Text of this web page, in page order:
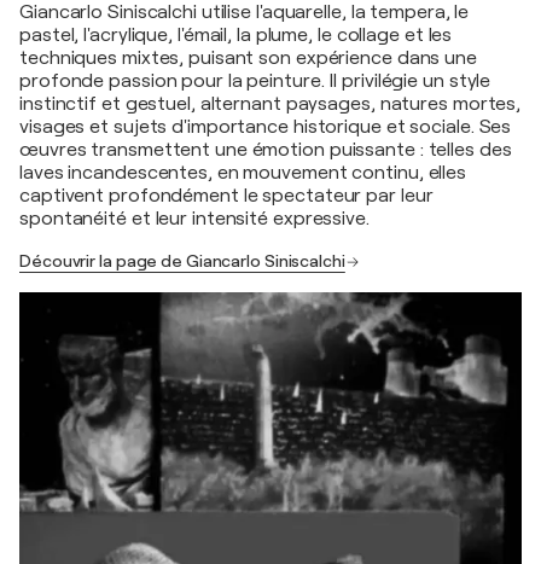
Giancarlo Siniscalchi utilise l'aquarelle, la tempera, le
pastel, l'acrylique, l'émail, la plume, le collage et les
techniques mixtes, puisant son expérience dans une
profonde passion pour la peinture. Il privilégie un style
instinctif et gestuel, alternant paysages, natures mortes,
visages et sujets d'importance historique et sociale. Ses
œuvres transmettent une émotion puissante : telles des
laves incandescentes, en mouvement continu, elles
captivent profondément le spectateur par leur
spontanéité et leur intensité expressive.
Découvrir la page de Giancarlo Siniscalchi